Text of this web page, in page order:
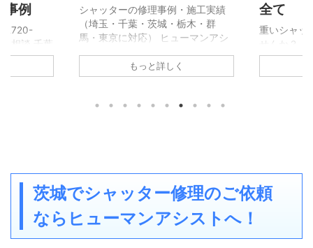
事例
2720-
相談 千葉
アシスト
好評。 相
術力 交換
状をお聞
シャッターの修理事例・施工実績
（埼玉・千葉・茨城・栃木・群
馬・東京に対応） ヒューマンアシ
理事例やメンテナンス実績をご紹
介します。 長年の経験を活かし、
要」と言われた場合でも、部品交
ひ参考になさってください。 エリ
ア別の修理事例 地域密着で、最短
即日で駆けつけます。
修理事例 【春日部市】手動窓シャ
もっと詳しく
全て
重いシャッ
せんか？
ない」 「
けるのに、
る」 「キ
る ...
茨城でシャッター修理のご依頼
ならヒューマンアシストへ！